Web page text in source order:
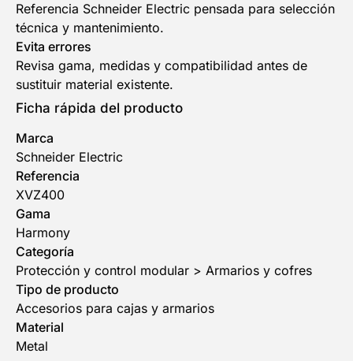
Referencia Schneider Electric pensada para selección
técnica y mantenimiento.
Evita errores
Revisa gama, medidas y compatibilidad antes de
sustituir material existente.
Ficha rápida del producto
Marca
Schneider Electric
Referencia
XVZ400
Gama
Harmony
Categoría
Protección y control modular > Armarios y cofres
Tipo de producto
Accesorios para cajas y armarios
Material
Metal